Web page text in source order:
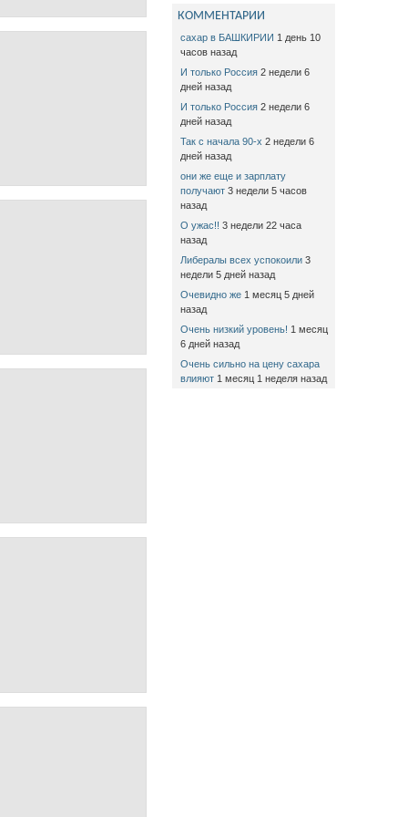
КОММЕНТАРИИ
сахар в БАШКИРИИ 1 день 10
часов назад
И только Россия 2 недели 6
дней назад
И только Россия 2 недели 6
дней назад
Так с начала 90-х 2 недели 6
дней назад
они же еще и зарплату
получают 3 недели 5 часов
назад
О ужас!! 3 недели 22 часа
назад
Либералы всех успокоили 3
недели 5 дней назад
Очевидно же 1 месяц 5 дней
назад
Очень низкий уровень! 1 месяц
6 дней назад
Очень сильно на цену сахара
влияют 1 месяц 1 неделя назад